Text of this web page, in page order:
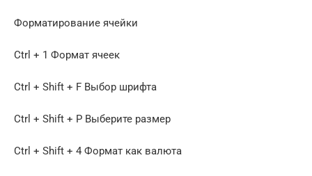
Форматирование ячейки
Ctrl + 1 Формат ячеек
Ctrl + Shift + F Выбор шрифта
Ctrl + Shift + P Выберите размер
Ctrl + Shift + 4 Формат как валюта